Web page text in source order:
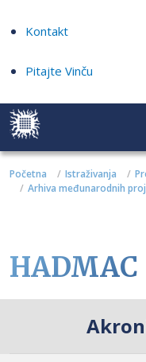
Kontakt
Pitajte Vinču
Početna Istraživanja
Arhiva međunarodnih
HADMAC